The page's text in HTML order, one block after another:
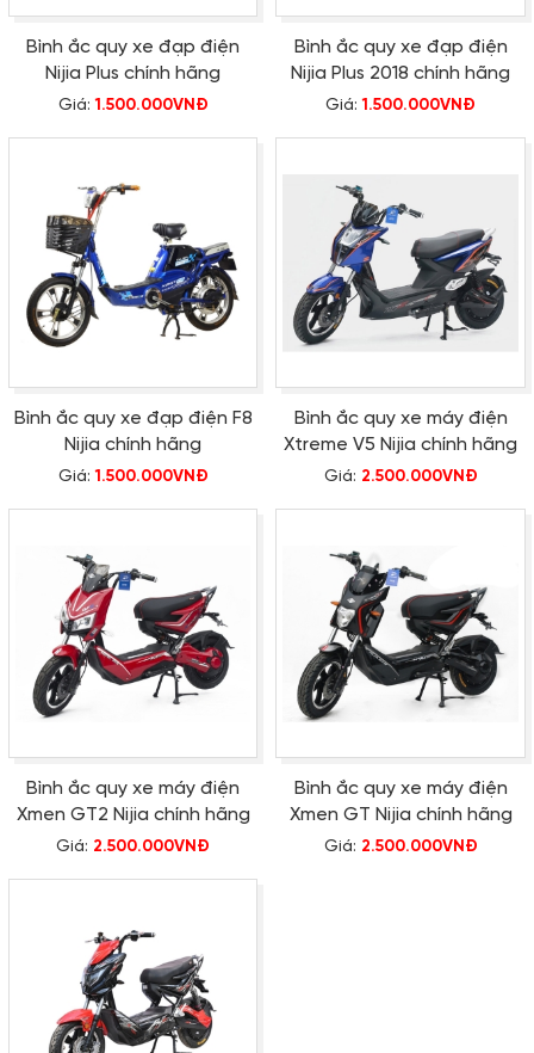
Bình ắc quy xe đạp điện
Nijia Plus chính hãng
Giá:1.500.000VNĐ
Bình ắc quy xe đạp điện
Nijia Plus 2018 chính hãng
Giá:1.500.000VNĐ
Bình ắc quy xe đạp điện F8
Nijia chính hãng
Giá:1.500.000VNĐ
Bình ắc quy xe máy điện
Xtreme V5 Nijia chính hãng
Giá: 2.500.000VNĐ
Bình ắc quy xe máy điện
Xmen GT2 Nijia chính hãng
Giá: 2.500.000VNĐ
Bình ắc quy xe máy điện
Xmen GT Nijia chính hãng
Giá: 2.500.000VNĐ